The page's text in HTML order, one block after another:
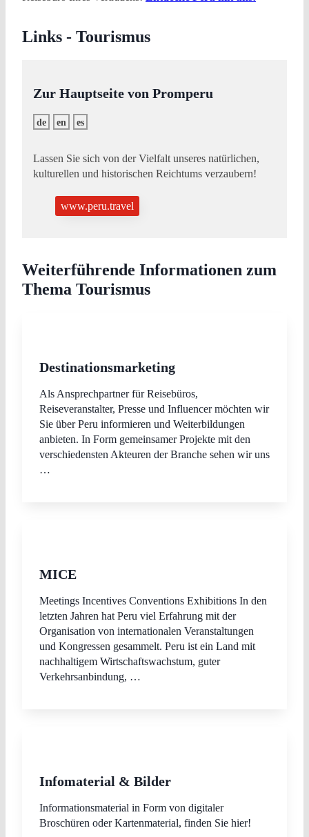
Links - Tourismus
Zur Hauptseite von Promperu
de en es
Lassen Sie sich von der Vielfalt unseres natürlichen,
kulturellen und historischen Reichtums verzaubern!
www.peru.travel
Weiterführende Informationen zum
Thema Tourismus
Destinationsmarketing
Als Ansprechpartner für Reisebüros,
Reiseveranstalter, Presse und Influencer möchten wir
Sie über Peru informieren und Weiterbildungen
anbieten. In Form gemeinsamer Projekte mit den
verschiedensten Akteuren der Branche sehen wir uns
…
MICE
Meetings Incentives Conventions Exhibitions In den
letzten Jahren hat Peru viel Erfahrung mit der
Organisation von internationalen Veranstaltungen
und Kongressen gesammelt. Peru ist ein Land mit
nachhaltigem Wirtschaftswachstum, guter
Verkehrsanbindung, …
Infomaterial & Bilder
Informationsmaterial in Form von digitaler
Broschüren oder Kartenmaterial, finden Sie hier!